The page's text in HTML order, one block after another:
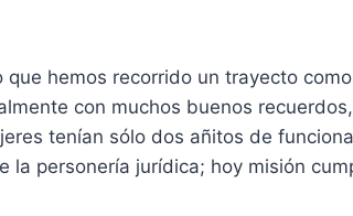
que hemos recorrido un trayecto
con muchos buenos
tenían sólo dos añitos de
la personería jurídica; hoy misión